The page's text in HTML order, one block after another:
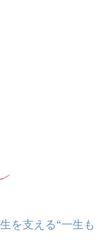
を支える“一生も